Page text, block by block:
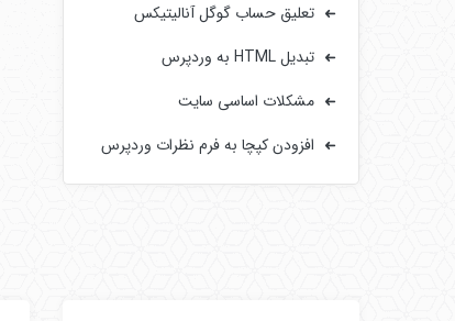
تعلیق حساب گوگل آنالیتیکس
تبدیل HTML به وردپرس
مشکلات اساسی سایت‌
افزودن کپچا به فرم‌ نظرات وردپرس